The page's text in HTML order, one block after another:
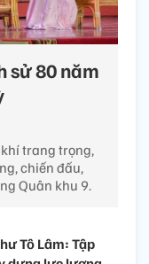
sử 80 năm
trang trọng,
chiến đấu,
Quân khu 9.
Tô Lâm: Tập